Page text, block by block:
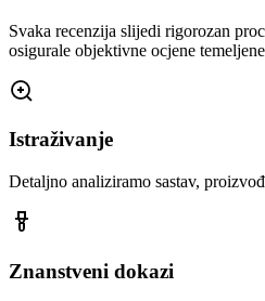
Svaka recenzija slijedi rigorozan
osigurale objektivne ocjene
Istraživanje
Detaljno analiziramo sastav,
Znanstveni dokazi